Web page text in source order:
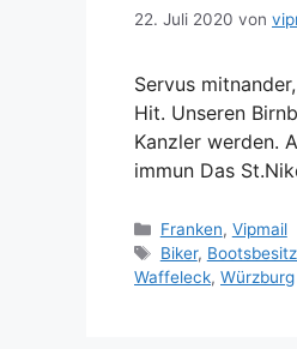
22. Juli 2020 von
Servus
Hit. Unseren
Kanzler
immun Das
Kategorien
Franken, Vipmail
Schlagwörter
Biker,
Waffeleck, Würzburg